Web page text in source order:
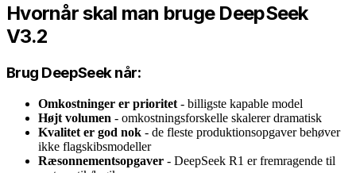
Hvornår skal man bruge DeepSeek
V3.2
Brug DeepSeek når:
Omkostninger er prioritet - billigste kapable model
Højt volumen - omkostningsforskelle skalerer dramatisk
Kvalitet er god nok - de fleste produktionsopgaver behøver
ikke flagskibsmodeller
Ræsonnementsopgaver - DeepSeek R1 er fremragende til